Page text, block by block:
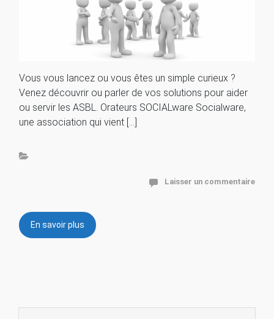
Vous vous lancez ou vous êtes un simple curieux ?
Venez découvrir ou parler de vos solutions pour aider
ou servir les ASBL. Orateurs SOCIALware Socialware,
une association qui vient […]
Laisser un commentaire
En savoir plus